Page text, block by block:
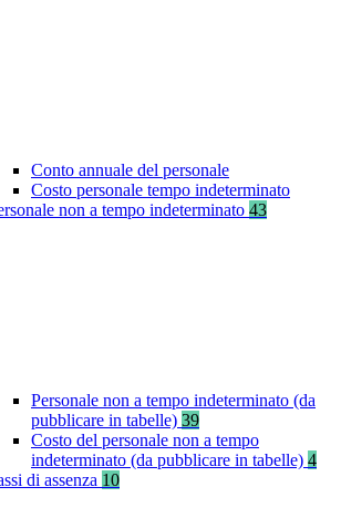
Conto annuale del personale
Costo personale tempo indeterminato
non a tempo indeterminato 43
Personale non a tempo indeterminato (da
pubblicare in tabelle) 39
Costo del personale non a tempo
indeterminato (da pubblicare in tabelle) 4
di assenza 10